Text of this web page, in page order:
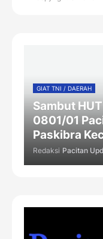
GIAT TNI / DAERAH
Sambut
0801/01
Paskibra
Redaksi Pacitan